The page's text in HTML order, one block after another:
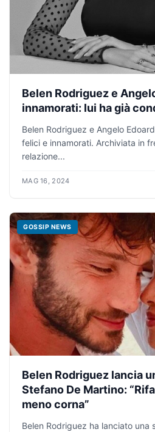
Belen Rodriguez e
innamorati: lui ha già
Belen Rodriguez e Angelo
felici e innamorati. Archiviata in
relazione...
MAG 16, 2024
GOSSIP NEWS
Belen Rodriguez lancia
Stefano De Martino:
meno corna”
Belen Rodriguez ha lanciato una